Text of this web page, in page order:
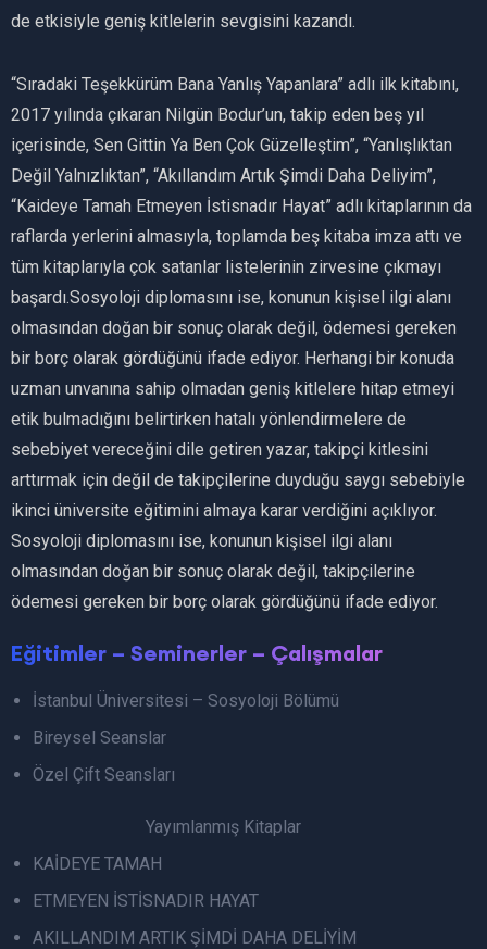
de etkisiyle geniş kitlelerin sevgisini kazandı.
“Sıradaki Teşekkürüm Bana Yanlış Yapanlara” adlı ilk kitabını,
2017 yılında çıkaran Nilgün Bodur’un, takip eden beş yıl
içerisinde, Sen Gittin Ya Ben Çok Güzelleştim”, “Yanlışlıktan
Değil Yalnızlıktan”, “Akıllandım Artık Şimdi Daha Deliyim”,
“Kaideye Tamah Etmeyen İstisnadır Hayat” adlı kitaplarının da
raflarda yerlerini almasıyla, toplamda beş kitaba imza attı ve
tüm kitaplarıyla çok satanlar listelerinin zirvesine çıkmayı
başardı.Sosyoloji diplomasını ise, konunun kişisel ilgi alanı
olmasından doğan bir sonuç olarak değil, ödemesi gereken
bir borç olarak gördüğünü ifade ediyor. Herhangi bir konuda
uzman unvanına sahip olmadan geniş kitlelere hitap etmeyi
etik bulmadığını belirtirken hatalı yönlendirmelere de
sebebiyet vereceğini dile getiren yazar, takipçi kitlesini
arttırmak için değil de takipçilerine duyduğu saygı sebebiyle
ikinci üniversite eğitimini almaya karar verdiğini açıklıyor.
Sosyoloji diplomasını ise, konunun kişisel ilgi alanı
olmasından doğan bir sonuç olarak değil, takipçilerine
ödemesi gereken bir borç olarak gördüğünü ifade ediyor.
Eğitimler – Seminerler – Çalışmalar
İstanbul Üniversitesi – Sosyoloji Bölümü
Bireysel Seanslar
Özel Çift Seansları
Yayımlanmış Kitaplar
KAİDEYE TAMAH
ETMEYEN İSTİSNADIR HAYAT
AKILLANDIM ARTIK ŞİMDİ DAHA DELİYİM